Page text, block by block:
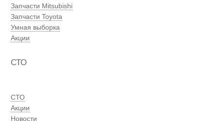
Запчасти Mitsubishi
Запчасти Toyota
Умная выборка
Акции
СТО
СТО
Акции
Новости